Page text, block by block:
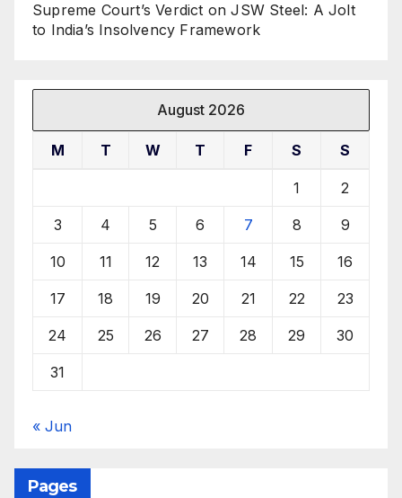
Supreme Court’s Verdict on JSW Steel: A Jolt
to India’s Insolvency Framework
August 2026
M T W T F S S
1 2
3 4 5 6 7 8 9
10 11 12 13 14 15 16
17 18 19 20 21 22 23
24 25 26 27 28 29 30
31
« Jun
Pages